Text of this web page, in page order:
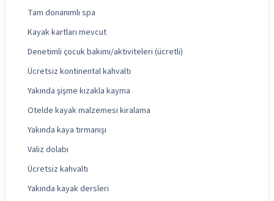
Tam donanımlı spa
Kayak kartları mevcut
Denetimli çocuk bakımı/aktiviteleri (ücretli)
Ücretsiz kontinental kahvaltı
Yakında şişme kızakla kayma
Otelde kayak malzemesi kiralama
Yakında kaya tırmanışı
Valiz dolabı
Ücretsiz kahvaltı
Yakında kayak dersleri